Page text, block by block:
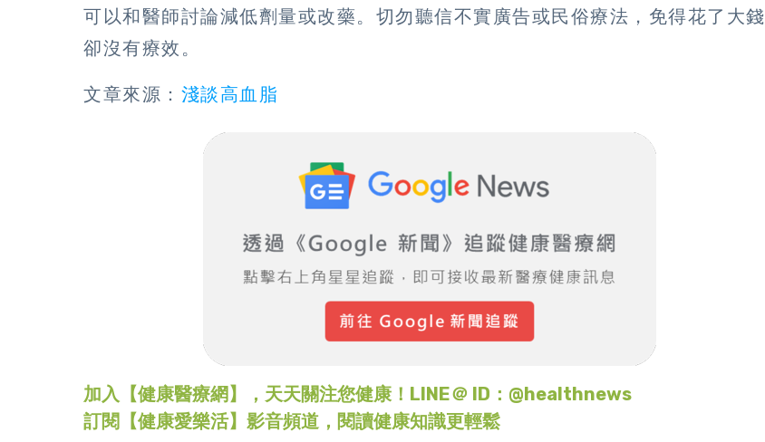
可以和醫師討論減低劑量或改藥。切勿聽信不實廣告或民俗療法，免得花了大錢
卻沒有療效。
文章來源： 淺談高血脂
加入【健康醫療網】，天天關注您健康！LINE＠ ID：@healthnews
訂閱【健康愛樂活】影音頻道，閱讀健康知識更輕鬆